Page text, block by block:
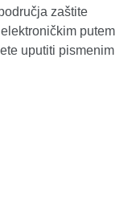
zaštite
putem
uputiti pismenim